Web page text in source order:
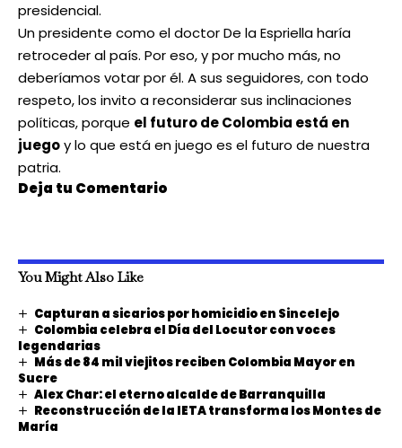
presidencial.
Un presidente como el doctor De la Espriella haría
retroceder al país. Por eso, y por mucho más, no
deberíamos votar por él. A sus seguidores, con todo
respeto, los invito a reconsiderar sus inclinaciones
políticas, porque el futuro de Colombia está en
juegoy lo que está en juego es el futuro de nuestra
patria.
Deja tu Comentario
You Might Also Like
Capturan a sicarios por homicidio en Sincelejo
Colombia celebra el Día del Locutor con voces
legendarias
Más de 84 mil viejitos reciben Colombia Mayor en
Sucre
Alex Char: el eterno alcalde de Barranquilla
Reconstrucción de la IETA transforma los Montes de
María